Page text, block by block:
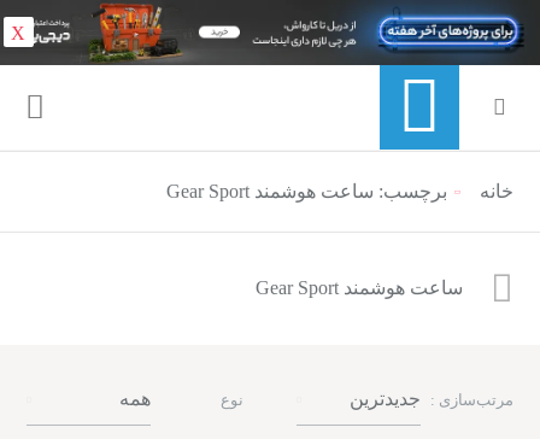
منوی ناوبری خرده نان
خانه برچسب: ساعت هوشمند Gear Sport
ساعت هوشمند Gear Sport
مرتب‌سازی : جدیدترین نوع همه
X